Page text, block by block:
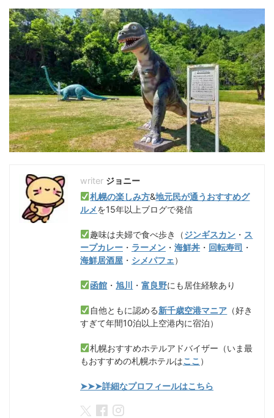
ジョニー
札幌の楽しみ方&地元民が通うおすすめグ
ルメを15年以上ブログで発信
趣味は夫婦で食べ歩き（ジンギスカン ・ ス
ープカレー ・ ラーメン ・ 海鮮丼 ・ 回転寿司 ・
海鮮居酒屋 ・ シメパフェ）
函館 ・旭川 ・富良野にも居住経験あり
自他ともに認める新千歳空港マニア （好き
すぎて年間10泊以上空港内に宿泊）
札幌おすすめホテルアドバイザー（いま最
もおすすめの札幌ホテルはここ ）
➤➤➤詳細なプロフィールはこちら